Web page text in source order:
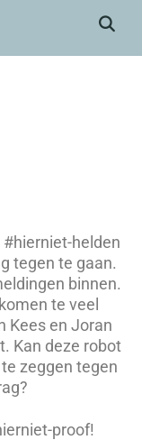
#hierniet-helden
tegen te gaan.
binnen.
te veel
Kees en Joran
Kan deze robot
zeggen tegen
proof!